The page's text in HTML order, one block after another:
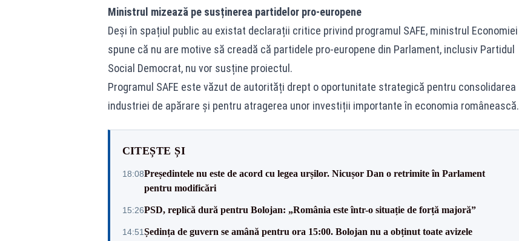
Ministrul mizează pe susținerea partidelor pro-europene
Deși în spațiul public au existat declarații critice privind programul SAFE, ministrul Economiei
spune că nu are motive să creadă că partidele pro-europene din Parlament, inclusiv Partidul
Social Democrat, nu vor susține proiectul.
Programul SAFE este văzut de autorități drept o oportunitate strategică pentru consolidarea
industriei de apărare și pentru atragerea unor investiții importante în economia românească.
CITEȘTE ȘI
18:08Președintele nu este de acord cu legea urșilor. Nicușor Dan o retrimite în Parlament
pentru modificări
15:26PSD, replică dură pentru Bolojan: „România este într-o situație de forță majoră”
14:51Ședința de guvern se amână pentru ora 15:00. Bolojan nu a obținut toate avizele